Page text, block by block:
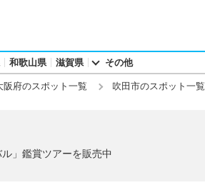
和歌山県 滋賀県 その他
阪府のスポット一覧 吹田市のスポット一覧
」鑑賞ツアーを販売中